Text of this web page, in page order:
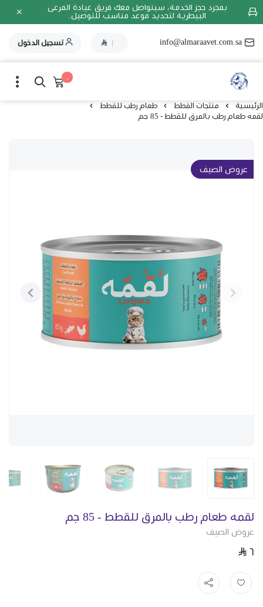
بمجرد حجز الخدمة، سيتواصل معك فريق عيادة المرعى
البيطرية لتحديد موعد مناسب للتوصيل.
info@almaraavet.com.sa
| تسجيل الدخول
٠
الرئيسية منتجات القطط
طعام رطب للقطط
لقمه طعام رطب بالمرق للقطط - 85 جم
عروض الصيف
لقمه طعام رطب بالمرق للقطط - 85 جم
عروض الصيف
٦